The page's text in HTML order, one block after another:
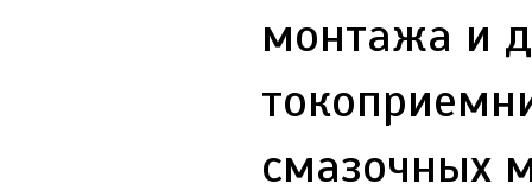
монтажа и
смазочных